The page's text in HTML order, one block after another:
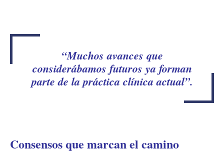
“Muchos avances que
considerábamos futuros ya forman
parte de la práctica clínica actual”.
Consensos que marcan el camino